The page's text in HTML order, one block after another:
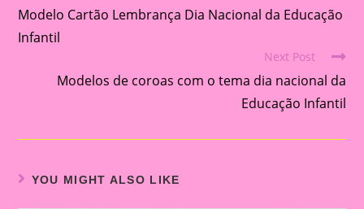
more
articles
Modelo Cartão Lembrança Dia Nacional da Educação
Infantil
Next Post
Modelos de coroas com o tema dia nacional da
Educação Infantil
YOU MIGHT ALSO LIKE